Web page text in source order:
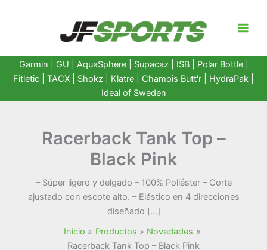
Garmin GU AquaSphere| Supacaz | ISB | Polar Bottle|
Fitletic
TACX Shokz Klatre Chamois Butt'r HydraPak
Ideal of Sweden
Racerback Tank Top –
Black Pink
– Súper ligero y delgado – 100% Poliéster – Corte
ajustado con escote alto. – Elástico en 4 direcciones
diseñado […]
Inicio
Productos
Novedades
Racerback Tank Top – Black Pink